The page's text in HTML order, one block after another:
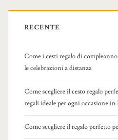
r
c
o
r
:
RECENTE
Come i cesti regalo di
le celebrazioni a distanza
Come scegliere il cesto regalo
regali ideale per ogni occasione in
Come scegliere il regalo perfetto